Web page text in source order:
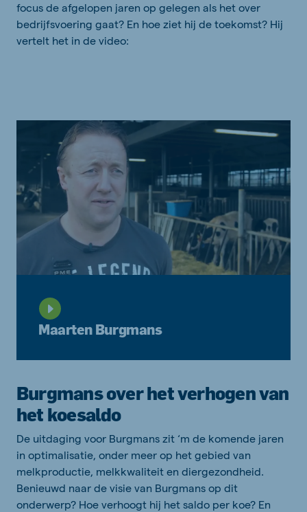
focus de afgelopen jaren op gelegen als het over
bedrijfsvoering gaat? En hoe ziet hij de toekomst? Hij
vertelt het in de video:
Maarten Burgmans
Burgmans over het verhogen van
het koesaldo
De uitdaging voor Burgmans zit ‘m de komende jaren
in optimalisatie, onder meer op het gebied van
melkproductie, melkkwaliteit en diergezondheid.
Benieuwd naar de visie van Burgmans op dit
onderwerp? Hoe verhoogt hij het saldo per koe? En